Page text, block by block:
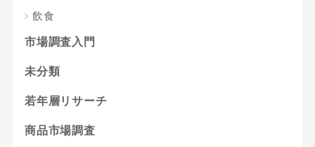
飲食
市場調査入門
未分類
若年層リサーチ
商品市場調査